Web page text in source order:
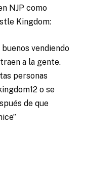
NJP como
Kingdom:
vendiendo
a la gente.
personas
o se
de que